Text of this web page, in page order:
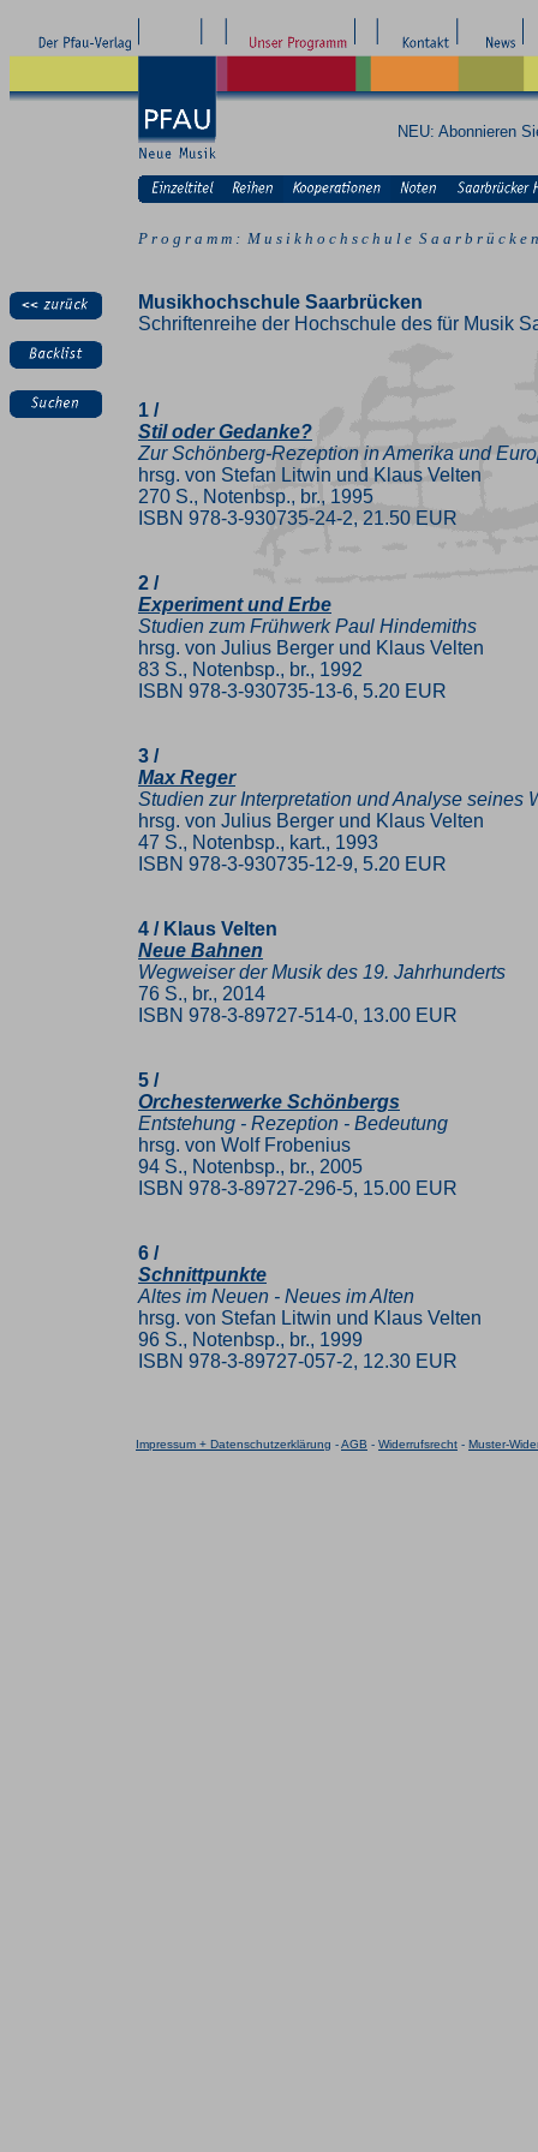
NEU: Abonnieren
P r o g r a m m : M u s i k h o c h s c h u l e S a a r b r ü c k e n
Musikhochschule Saarbrücken
Schriftenreihe der Hochschule des für Musik
1 /
Stil oder Gedanke?
Zur Schönberg-Rezeption in Amerika und
hrsg. von Stefan Litwin und Klaus Velten
270 S., Notenbsp., br., 1995
ISBN 978-3-930735-24-2, 21.50 EUR
2 /
Experiment und Erbe
Studien zum Frühwerk Paul Hindemiths
hrsg. von Julius Berger und Klaus Velten
83 S., Notenbsp., br., 1992
ISBN 978-3-930735-13-6, 5.20 EUR
3 /
Max Reger
Studien zur Interpretation und Analyse seines
hrsg. von Julius Berger und Klaus Velten
47 S., Notenbsp., kart., 1993
ISBN 978-3-930735-12-9, 5.20 EUR
4 / Klaus Velten
Neue Bahnen
Wegweiser der Musik des 19. Jahrhunderts
76 S., br., 2014
ISBN 978-3-89727-514-0, 13.00 EUR
5 /
Orchesterwerke Schönbergs
Entstehung - Rezeption - Bedeutung
hrsg. von Wolf Frobenius
94 S., Notenbsp., br., 2005
ISBN 978-3-89727-296-5, 15.00 EUR
6 /
Schnittpunkte
Altes im Neuen - Neues im Alten
hrsg. von Stefan Litwin und Klaus Velten
96 S., Notenbsp., br., 1999
ISBN 978-3-89727-057-2, 12.30 EUR
Impressum + Datenschutzerklärung -AGB - Widerrufsrecht - Muster-